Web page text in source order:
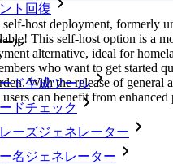
ト回復
ール
ド生成ツール
ドチェック
ーズジェネレーター
名ジェネレーター
host deployment, formerly
This self-host option is a
alternative, ideal for
who want to get started
With the release of general
can benefit from enhanced